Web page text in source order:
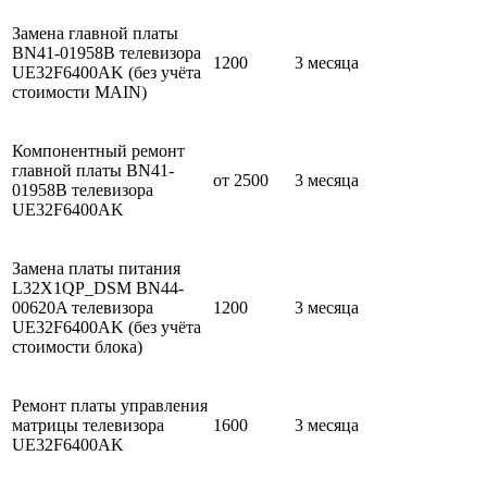
Замена главной платы
BN41-01958B телевизора
UE32F6400AK (без учёта
стоимости MAIN)
1200 3 месяца
Компонентный ремонт
главной платы BN41-
01958B телевизора
UE32F6400AK
от 2500 3 месяца
Замена платы питания
L32X1QP_DSM BN44-
00620A телевизора
UE32F6400AK (без учёта
стоимости блока)
1200 3 месяца
Ремонт платы управления
матрицы телевизора
UE32F6400AK
1600 3 месяца